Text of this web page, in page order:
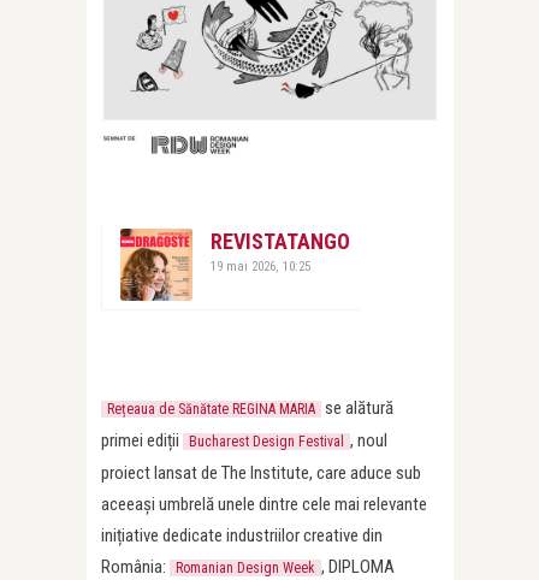
REVISTATANGO
19 mai 2026, 10:25
Rețeaua de Sănătate REGINA MARIA se alătură
primei ediții
Bucharest Design Festival
, noul
proiect lansat de The Institute, care aduce sub
aceeași umbrelă unele dintre cele mai relevante
inițiative dedicate industriilor creative din
România:
Romanian Design Week , DIPLOMA